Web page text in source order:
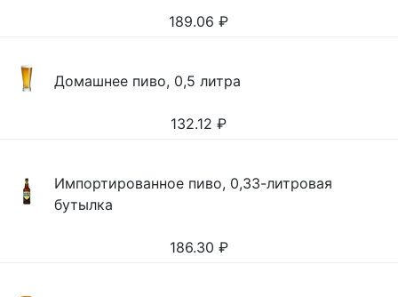
189.06 ₽
Домашнее пиво, 0,5 литра
132.12 ₽
Импортированное пиво, 0,33-литровая
бутылка
186.30 ₽